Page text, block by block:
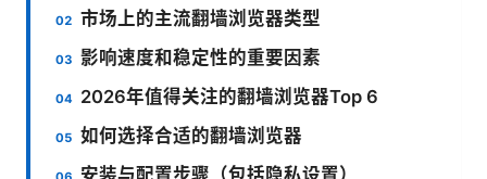
市场上的主流翻墙浏览器类型
影响速度和稳定性的重要因素
2026年值得关注的翻墙浏览器Top 6
如何选择合适的翻墙浏览器
安装与配置步骤（包括隐私设置）